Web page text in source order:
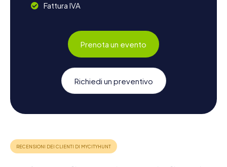
Fattura IVA
Prenota un evento
Richiedi un preventivo